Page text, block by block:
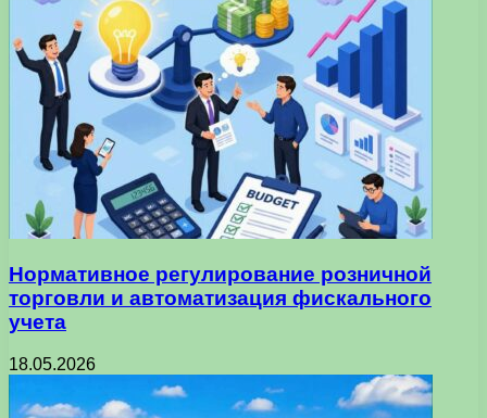
Нормативное регулирование розничной
торговли и автоматизация фискального
учета
18.05.2026